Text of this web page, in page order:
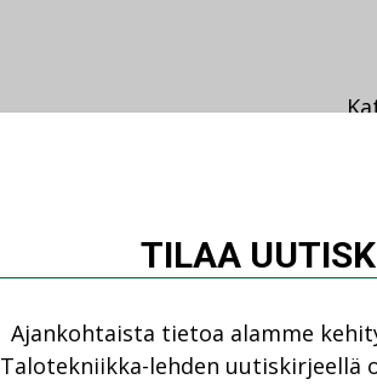
AJANKOHTAISTA
LEHDEN
TILAA
Ajankohtaista tietoa alamme
Talotekniikka-lehden uutiskirjeellä